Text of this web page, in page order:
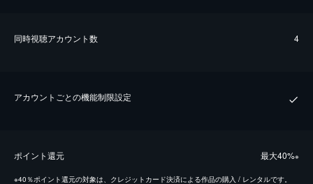
同時視聴アカウント数 4
アカウントごとの機能制限設定
ポイント還元 最⼤40%※
※40％ポイント還元の対象は、クレジットカード決済による作品の購入 / レンタルです。